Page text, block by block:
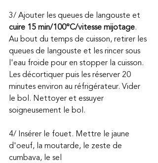
3/ Ajouter les queues de langouste et
cuire 15 min/100°C/vitesse mijotage.
Au bout du temps de cuisson, retirer les
queues de langouste et les rincer sous
l'eau froide pour en stopper la cuisson.
Les décortiquer puis les réserver 20
minutes environ au réfrigérateur. Vider
le bol. Nettoyer et essuyer
soigneusement le bol.
4/ Insérer le fouet. Mettre le jaune
d'oeuf, la moutarde, le zeste de
cumbava, le sel